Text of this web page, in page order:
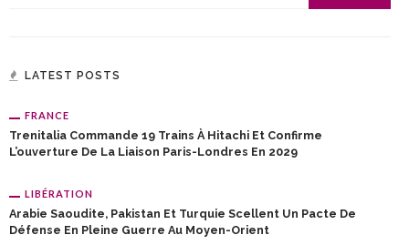
LATEST POSTS
FRANCE
Trenitalia Commande 19 Trains À Hitachi Et Confirme
L’ouverture De La Liaison Paris-Londres En 2029
LIBÉRATION
Arabie Saoudite, Pakistan Et Turquie Scellent Un Pacte De
Défense En Pleine Guerre Au Moyen-Orient